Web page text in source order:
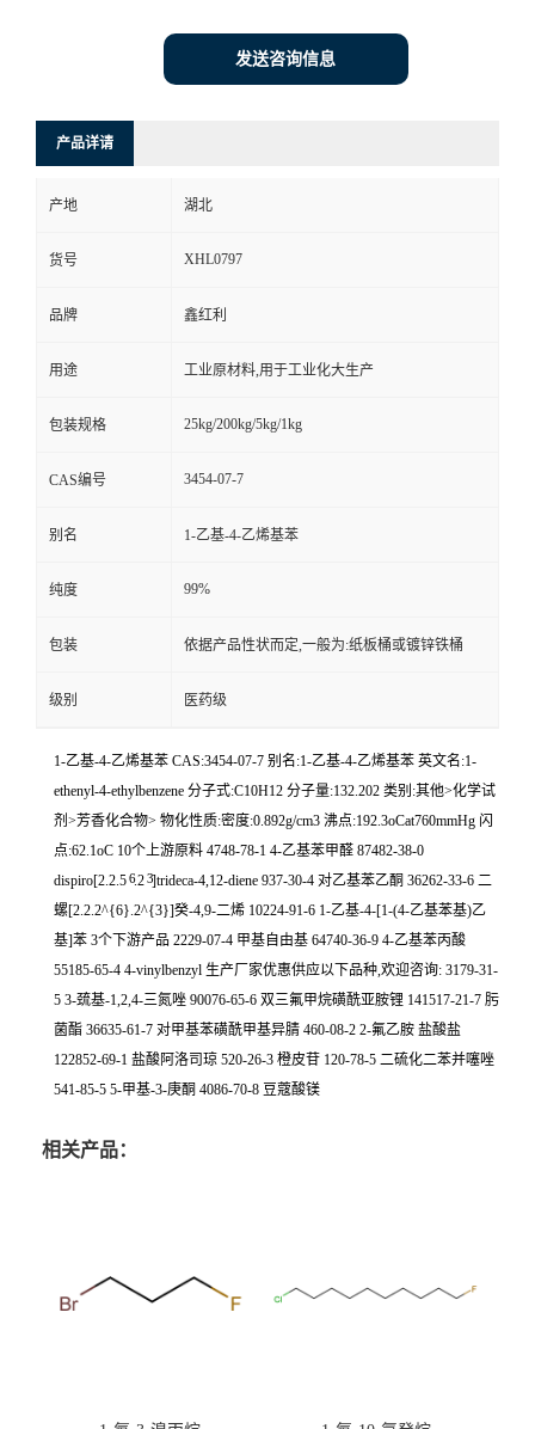
发送咨询信息
产品详请
产地 湖北
货号 XHL0797
品牌 鑫红利
用途 工业原材料,用于工业化大生产
包装规格 25kg/200kg/5kg/1kg
CAS编号 3454-07-7
别名 1-乙基-4-乙烯基苯
纯度 99%
包装 依据产品性状而定,一般为:纸板桶或镀锌铁桶
级别 医药级
1-乙基-4-乙烯基苯 CAS:3454-07-7 别名:1-乙基-4-乙烯基苯 英文名:1-
ethenyl-4-ethylbenzene 分子式:C10H12 分子量:132.202 类别:其他>化学试
剂>芳香化合物> 物化性质:密度:0.892g/cm3 沸点:192.3oCat760mmHg 闪
点:62.1oC 10个上游原料 4748-78-1 4-乙基苯甲醛 87482-38-0
dispiro[2.2.56.23]trideca-4,12-diene 937-30-4 对乙基苯乙酮 36262-33-6 二
螺[2.2.2^{6}.2^{3}]癸-4,9-二烯 10224-91-6 1-乙基-4-[1-(4-乙基苯基)乙
基]苯 3个下游产品 2229-07-4 甲基自由基 64740-36-9 4-乙基苯丙酸
55185-65-4 4-vinylbenzyl 生产厂家优惠供应以下品种,欢迎咨询: 3179-31-
5 3-巯基-1,2,4-三氮唑 90076-65-6 双三氟甲烷磺酰亚胺锂 141517-21-7 肟
菌酯 36635-61-7 对甲基苯磺酰甲基异腈 460-08-2 2-氟乙胺 盐酸盐
122852-69-1 盐酸阿洛司琼 520-26-3 橙皮苷 120-78-5 二硫化二苯并噻唑
541-85-5 5-甲基-3-庚酮 4086-70-8 豆蔻酸镁
相关产品：